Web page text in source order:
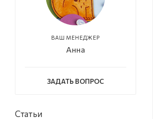
ВАШ МЕНЕДЖЕР
Анна
ЗАДАТЬ ВОПРОС
Статьи